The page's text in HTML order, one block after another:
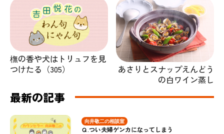
橅の香や犬はトリュフを見
つけたる（305）
あさりとスナップえんどう
の白ワイン蒸し
最新の記事
向井敬二の相談室
Ｑ.つい夫婦ゲンカになってしまう